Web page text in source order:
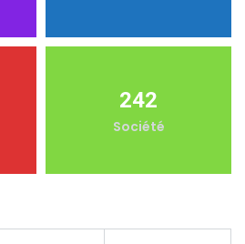
242
Société